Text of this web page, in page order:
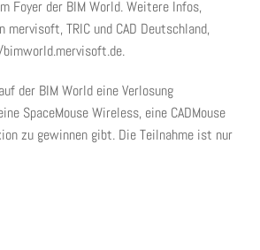
Foyer der BIM World. Weitere Infos,
TRIC und CAD Deutschland,
der BIM World eine Verlosung
SpaceMouse Wireless, eine CADMouse
zu gewinnen gibt. Die Teilnahme ist nur